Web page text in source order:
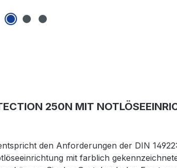
250N MIT
den Anforderungen der DIN
mit farblich